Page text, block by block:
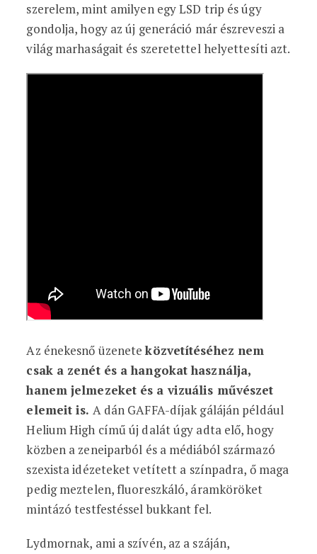
szerelem, mint amilyen egy LSD trip és úgy
gondolja, hogy az új generáció már észreveszi a
világ marhaságait és szeretettel helyettesíti azt.
Az énekesnő üzeneteközvetítéséhez nem
csak a zenét és a hangokat használja,
hanem jelmezeket és a vizuális művészet
elemeit is. A dán GAFFA-díjak gáláján például
Helium High című új dalát úgy adta elő, hogy
közben a zeneiparból és a médiából származó
szexista idézeteket vetített a színpadra, ő maga
pedig meztelen, fluoreszkáló, áramköröket
mintázó testfestéssel bukkant fel.
Lydmornak, ami a szívén, az a száján,